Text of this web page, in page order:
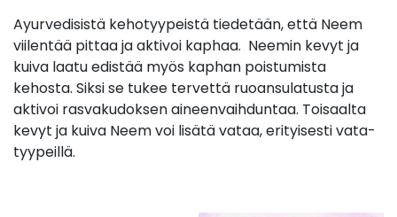
Ayurvedisistä kehotyypeistä tiedetään, että Neem
viilentää pittaa ja aktivoi kaphaa. Neemin kevyt ja
kuiva laatu edistää myös kaphan poistumista
kehosta. Siksi se tukee tervettä ruoansulatusta ja
aktivoi rasvakudoksen aineenvaihduntaa. Toisaalta
kevyt ja kuiva Neem voi lisätä vataa, erityisesti vata-
tyypeillä.